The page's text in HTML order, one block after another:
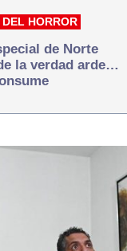
HORROR
de Norte
la verdad arde…